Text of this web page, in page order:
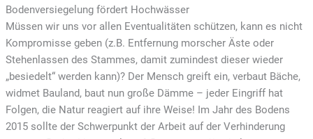
Bodenversiegelung fördert Hochwässer
Müssen wir uns vor allen Eventualitäten schützen, kann es nicht
Kompromisse geben (z.B. Entfernung morscher Äste oder
Stehenlassen des Stammes, damit zumindest dieser wieder
„besiedelt“ werden kann)? Der Mensch greift ein, verbaut Bäche,
widmet Bauland, baut nun große Dämme – jeder Eingriff hat
Folgen, die Natur reagiert auf ihre Weise! Im Jahr des Bodens
2015 sollte der Schwerpunkt der Arbeit auf der Verhinderung